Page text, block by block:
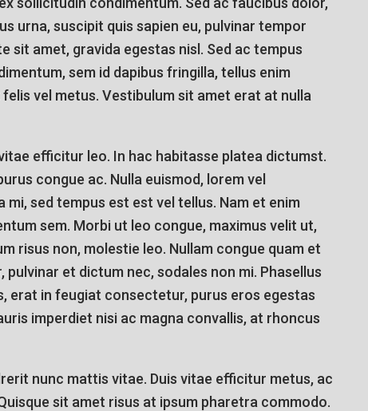
urna, suscipit quis sapien eu, pulvinar tempor
sit amet, gravida egestas nisl. Sed ac tempus
sem id dapibus fringilla, tellus enim
vel metus. Vestibulum sit amet erat at nulla
efficitur leo. In hac habitasse platea dictumst.
congue ac. Nulla euismod, lorem vel
sed tempus est est vel tellus. Nam et enim
sem. Morbi ut leo congue, maximus velit ut,
risus non, molestie leo. Nullam congue quam et
et dictum nec, sodales non mi. Phasellus
erat in feugiat consectetur, purus eros egestas
imperdiet nisi ac magna convallis, at rhoncus
nunc mattis vitae. Duis vitae efficitur metus, ac
sit amet risus at ipsum pharetra commodo.